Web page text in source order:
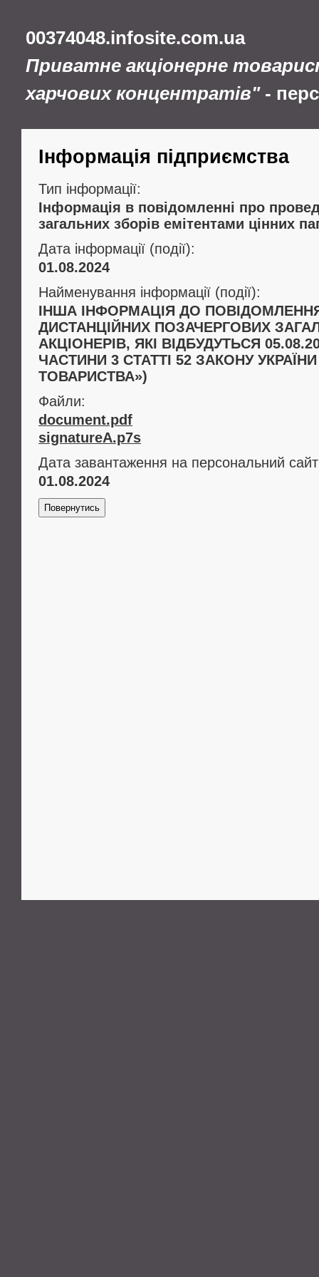
00374048.infosite.com.ua
Приватне акціонерне
харчових концентратів"-
Інформація підприємства
Тип інформації:
Інформація в повідомленні про
загальних зборів емітентами цінних
Дата інформації (події):
01.08.2024
Найменування інформації (події):
ІНША ІНФОРМАЦІЯ ДО
ДИСТАНЦІЙНИХ ПОЗАЧЕРГОВИХ
АКЦІОНЕРІВ, ЯКІ ВІДБУДУТЬСЯ
ЧАСТИНИ 3 СТАТТІ 52 ЗАКОНУ
ТОВАРИСТВА»)
Файли:
document.pdf
signatureA.p7s
Дата завантаження на персональний
01.08.2024
Повернутись